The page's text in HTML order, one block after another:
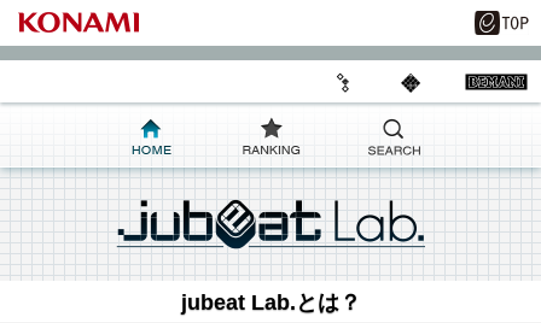
jubeat Lab.とは？